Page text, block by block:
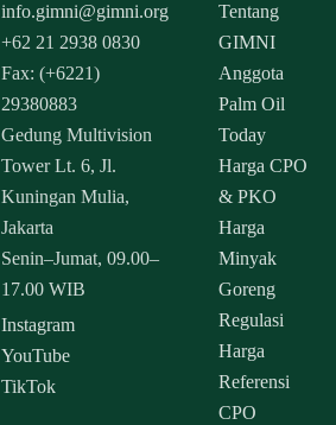
info.gimni@gimni.org
+62 21 2938 0830
Fax: (+6221)
29380883
Gedung Multivision
Tower Lt. 6, Jl.
Kuningan Mulia,
Jakarta
Senin–Jumat, 09.00–
17.00 WIB
Instagram
YouTube
TikTok
Tentang
GIMNI
Anggota
Palm Oil
Today
Harga CPO
& PKO
Harga
Minyak
Goreng
Regulasi
Harga
Referensi
CPO